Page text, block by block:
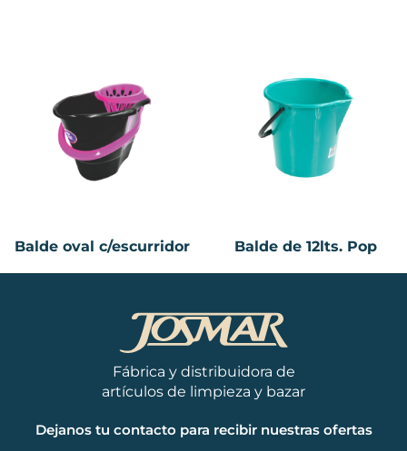
Balde oval c/escurridor Balde de 12lts. Pop
Fábrica y distribuidora de
artículos de limpieza y bazar
Dejanos tu contacto para recibir nuestras ofertas